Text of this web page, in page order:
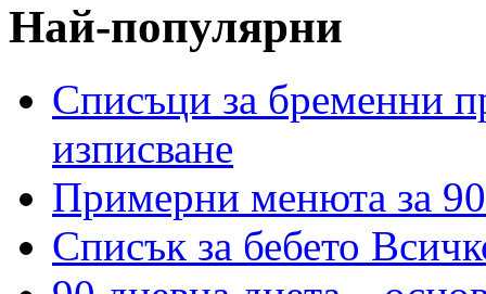
Най-популярни
Списъци за бременни
изписване
Примерни менюта за 90
Списък за бебето